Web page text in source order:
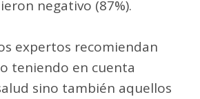
negativo (87%).
expertos recomiendan
teniendo en cuenta
sino también aquellos